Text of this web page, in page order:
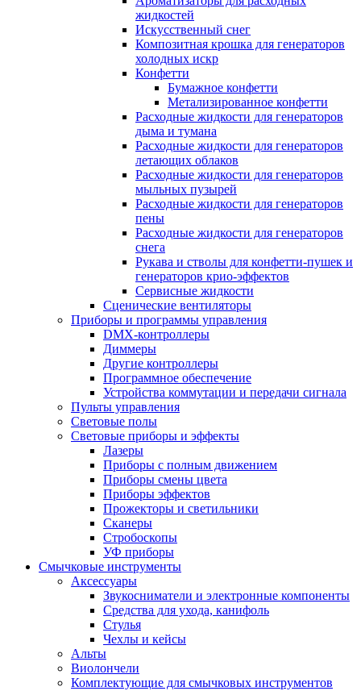
жидкостей
Искусственный снег
Композитная крошка для генераторов
холодных искр
Конфетти
Бумажное конфетти
Метализированное конфетти
Расходные жидкости для генераторов
дыма и тумана
Расходные жидкости для генераторов
летающих облаков
Расходные жидкости для генераторов
мыльных пузырей
Расходные жидкости для генераторов
пены
Расходные жидкости для генераторов
снега
Рукава и стволы для конфетти-пушек и
генераторов крио-эффектов
Сервисные жидкости
Сценические вентиляторы
Приборы и программы управления
DMX-контроллеры
Диммеры
Другие контроллеры
Программное обеспечение
Устройства коммутации и передачи сигнала
Пульты управления
Световые полы
Световые приборы и эффекты
Лазеры
Приборы с полным движением
Приборы смены цвета
Приборы эффектов
Прожекторы и светильники
Сканеры
Стробоскопы
УФ приборы
Смычковые инструменты
Аксессуары
Звукосниматели и электронные компоненты
Средства для ухода, канифоль
Стулья
Чехлы и кейсы
Альты
Виолончели
Комплектующие для смычковых инструментов